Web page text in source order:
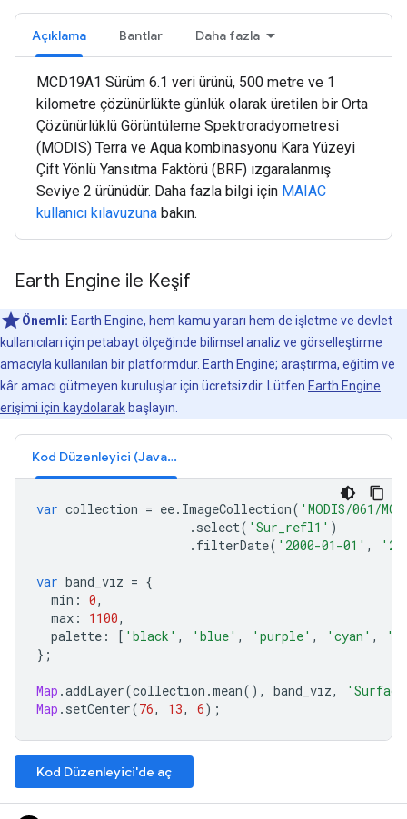
Açıklama Bantlar Daha fazla
MCD19A1 Sürüm 6.1 veri ürünü, 500 metre ve 1
kilometre çözünürlükte günlük olarak üretilen bir Orta
Çözünürlüklü Görüntüleme Spektroradyometresi
(MODIS) Terra ve Aqua kombinasyonu Kara Yüzeyi
Çift Yönlü Yansıtma Faktörü (BRF) ızgaralanmış
Seviye 2 ürünüdür. Daha fazla bilgi için MAIAC
kullanıcı kılavuzuna bakın.
Earth Engine ile Keşif
Önemli: Earth Engine, hem kamu yararı hem de işletme ve devlet
kullanıcıları için petabayt ölçeğinde bilimsel analiz ve görselleştirme
amacıyla kullanılan bir platformdur. Earth Engine; araştırma, eğitim ve
kâr amacı gütmeyen kuruluşlar için ücretsizdir. Lütfen Earth Engine
erişimi için kaydolarak başlayın.
Kod Düzenleyici (JavaScript)
var collection = ee. ImageCollection( 'MODIS/061/
. select( 'Sur_refl1' )
. filterDate( '2000-01-01' ,
var band_viz = {
min : 0,
max : 1100,
palette : [ 'black' , 'blue' , 'purple' , 'cyan' ,
};
Map .addLayer(collection .mean(), band_viz,
Map . setCenter(76, 13, 6);
Kod Düzenleyici'de aç